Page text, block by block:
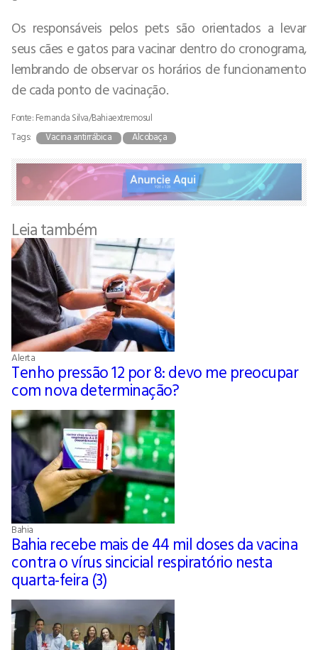
Os responsáveis pelos pets são orientados a levar
seus cães e gatos para vacinar dentro do cronograma,
lembrando de observar os horários de funcionamento
de cada ponto de vacinação.
Fonte: Fernanda Silva/Bahiaextremosul
Tags:
Vacina antirrábica Alcobaça
Leia também
Alerta
Tenho pressão 12 por 8: devo me preocupar
com nova determinação?
Bahia
Bahia recebe mais de 44 mil doses da vacina
contra o vírus sincicial respiratório nesta
quarta-feira (3)